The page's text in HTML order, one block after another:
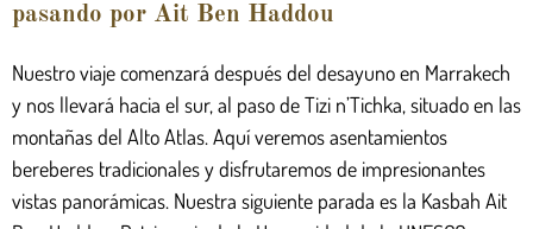
pasando por Ait Ben Haddou
Nuestro viaje comenzará después del desayuno en Marrakech
y nos llevará hacia el sur, al paso de Tizi n’Tichka, situado en las
montañas del Alto Atlas. Aquí veremos asentamientos
bereberes tradicionales y disfrutaremos de impresionantes
vistas panorámicas. Nuestra siguiente parada es la Kasbah Ait